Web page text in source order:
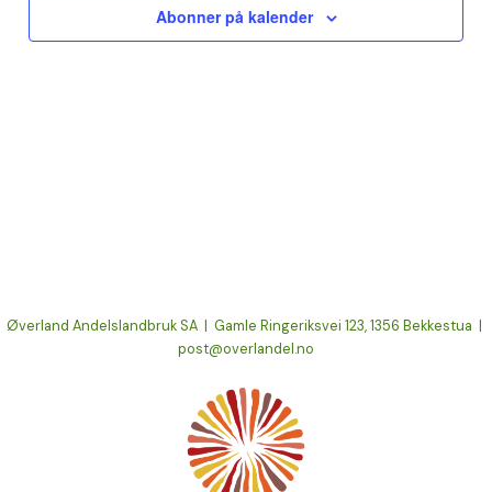
Abonner på kalender
Øverland Andelslandbruk SA | Gamle Ringeriksvei 123, 1356 Bekkestua |
post@overlandel.no